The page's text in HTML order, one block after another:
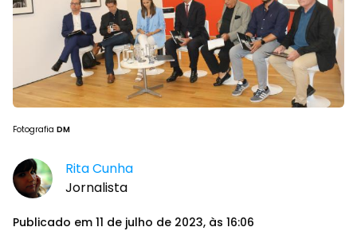
Fotografia DM
Rita Cunha
Jornalista
Publicado em 11 de julho de 2023, às 16:06